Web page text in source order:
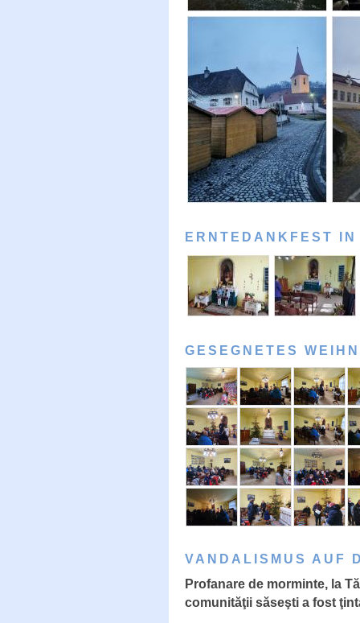
ERNTEDANKFEST
GESEGNETES
VANDALISMUS AUF
Profanare de morminte, la
comunităţii săseşti a fost